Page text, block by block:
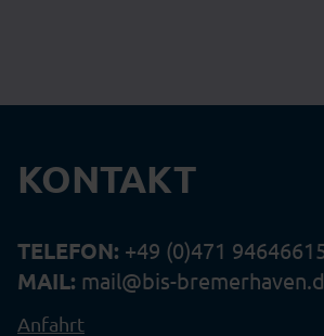
KONTAKT
TELEFON: +49 (0)471
MAIL: mail@bis-
Anfahrt